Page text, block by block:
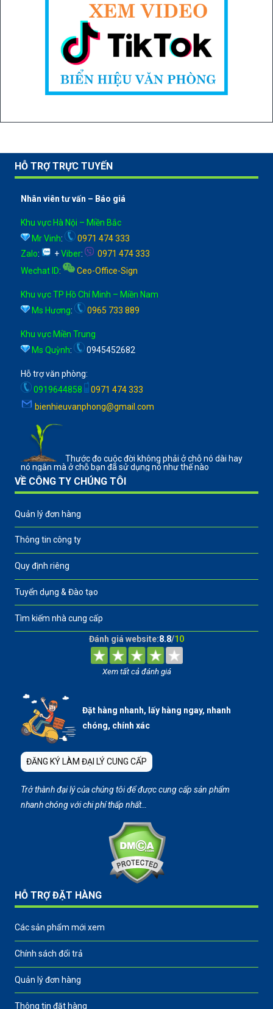
HỖ TRỢ TRỰC TUYẾN
Nhân viên tư vấn – Báo giá
Khu vực Hà Nội – Miền Bắc
Mr Vinh:
0971 474 333
Zalo: +Viber:
0971 474 333
Wechat ID: Ceo-Office-Sign
Khu vực TP Hồ Chí Minh – Miền Nam
Ms Hương: 0965 733 889
Khu vực Miền Trung
Ms Quỳnh: 0945452682
Hỗ trợ văn phòng:
0919644858
0971 474 333
bienhieuvanphong@gmail.com
Thước đo cuộc đời không phải ở chỗ nó dài hay
nó ngắn mà ở chỗ bạn đã sử dụng nó như thế nào
VỀ CÔNG TY CHÚNG TÔI
Quản lý đơn hàng
Thông tin công ty
Quy định riêng
Tuyển dụng & Đào tạo
Tìm kiếm nhà cung cấp
Đánh giá website:8.8/10
Xem tất cả đánh giá
Đặt hàng nhanh, lấy hàng ngay, nhanh
chóng, chính xác
ĐĂNG KÝ LÀM ĐẠI LÝ CUNG CẤP
Trở thành đại lý của chúng tôi để được cung cấp sản phẩm
nhanh chóng với chi phí thấp nhất…
HỖ TRỢ ĐẶT HÀNG
Các sản phẩm mới xem
Chính sách đổi trả
Quản lý đơn hàng
Thông tin đặt hàng